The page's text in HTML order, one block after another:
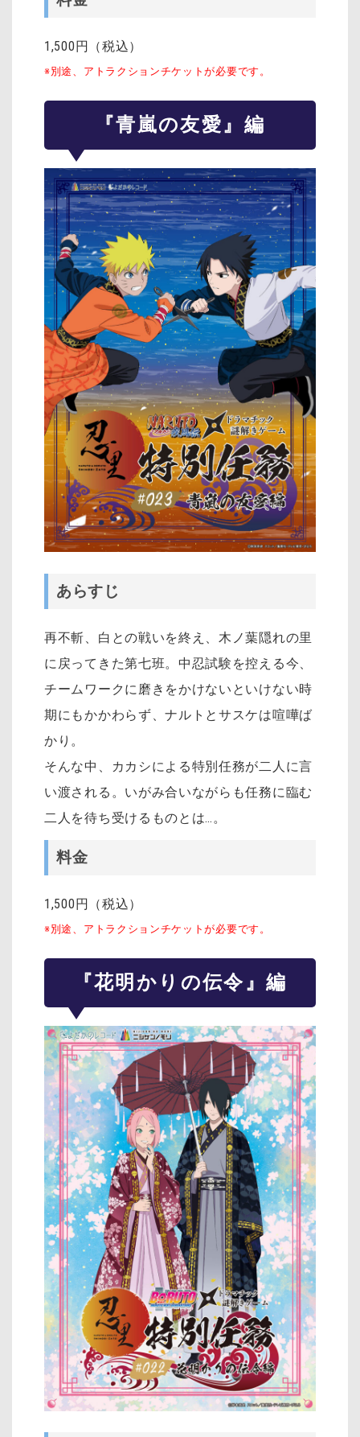
1,500円（税込）
※別途、アトラクションチケットが必要です。
『青嵐の友愛』編
あらすじ
再不斬、白との戦いを終え、木ノ葉隠れの里
に戻ってきた第七班。中忍試験を控える今、
チームワークに磨きをかけないといけない時
期にもかかわらず、ナルトとサスケは喧嘩ば
かり。
そんな中、カカシによる特別任務が二人に言
い渡される。いがみ合いながらも任務に臨む
二人を待ち受けるものとは…。
料金
1,500円（税込）
※別途、アトラクションチケットが必要です。
『花明かりの伝令』編